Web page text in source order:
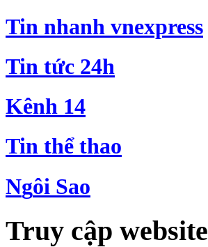
Tin nhanh vnexpress
Tin tức 24h
Kênh 14
Tin thể thao
Ngôi Sao
Truy cập website